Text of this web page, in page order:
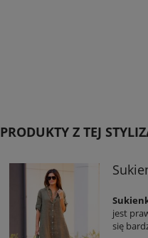
PRODUKTY Z TEJ
jest
się